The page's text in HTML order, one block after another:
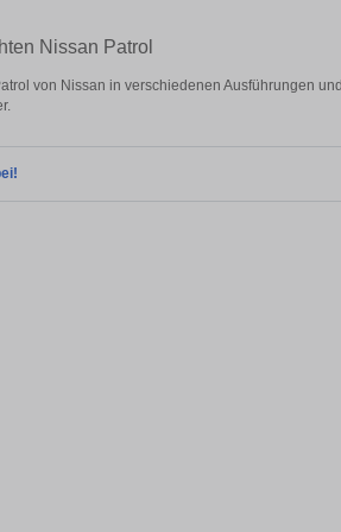
Nissan Patrol
von Nissan in verschiedenen Ausführungen